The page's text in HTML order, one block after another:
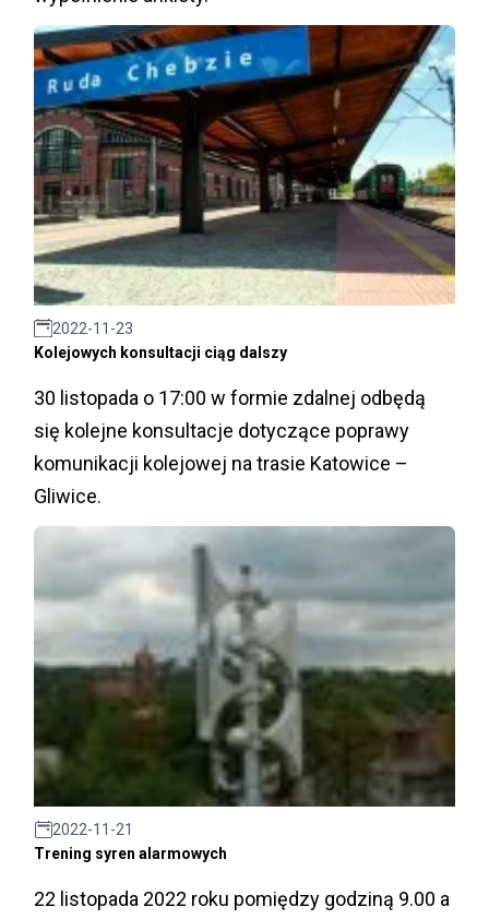
2022-11-23
Kolejowych konsultacji ciąg dalszy
30 listopada o 17:00 w formie zdalnej odbędą
się kolejne konsultacje dotyczące poprawy
komunikacji kolejowej na trasie Katowice –
Gliwice.
2022-11-21
Trening syren alarmowych
22 listopada 2022 roku pomiędzy godziną 9.00 a